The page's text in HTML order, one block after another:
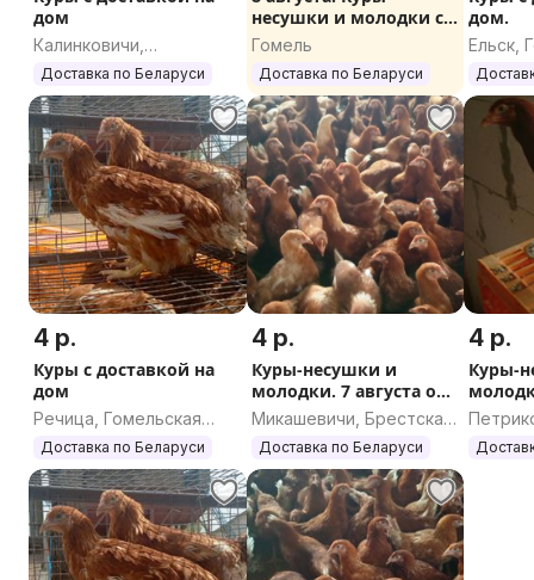
дом
Калинковичи,
Гомельская область
Доставка по Беларуси
несушки и молодки с
доставкой на дом
Гомель
Доставка по Беларуси
дом.
Ельск,
4 р.
Куры с доставкой на
дом
Речица, Гомельская
область
Доставка по Беларуси
4 р.
Куры-несушки и
молодки. 7 августа опт
и розница.
Микашевичи, Брестская
область
Доставка по Беларуси
4 р.
Куры-
и